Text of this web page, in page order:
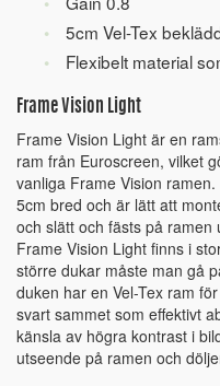
5cm Vel-Tex
Flexibelt material
Frame Vision Light
Frame Vision Light är en
ram från Euroscreen, vilket
vanliga Frame Vision
5cm bred och är lätt att
och slätt och fästs på ramen
Frame Vision Light finns i
större dukar måste man gå
duken har en Vel-Tex ram
svart sammet som effektivt
känsla av högra kontrast i
utseende på ramen och